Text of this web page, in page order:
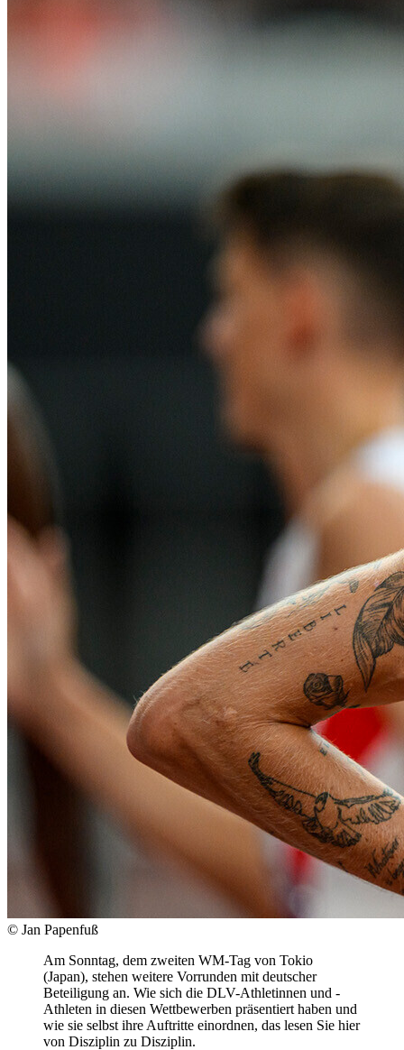
© Jan Papenfuß
Am Sonntag, dem zweiten WM-Tag von Tokio
(Japan), stehen weitere Vorrunden mit deutscher
Beteiligung an. Wie sich die DLV-Athletinnen und -
Athleten in diesen Wettbewerben präsentiert haben und
wie sie selbst ihre Auftritte einordnen, das lesen Sie hier
von Disziplin zu Disziplin.